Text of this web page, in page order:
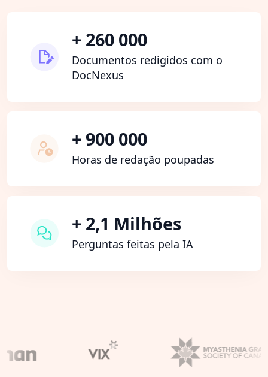
+ 260 000
Documentos redigidos com o
DocNexus
+ 900 000
Horas de redação poupadas
+ 2,1 Milhões
Perguntas feitas pela IA